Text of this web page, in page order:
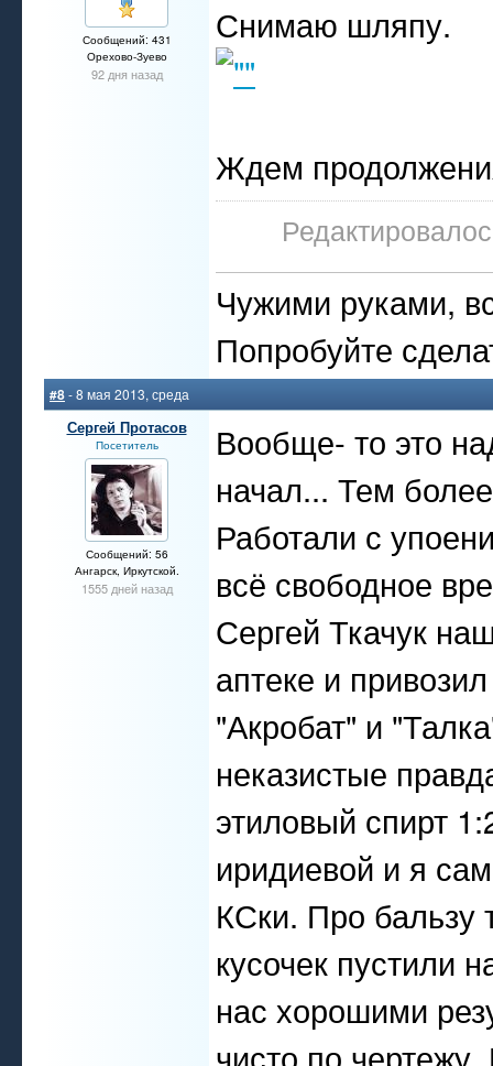
Сообщений: 431
Орехово-Зуево
92 дня назад
Снимаю шляпу.
Ждем
Чужими руками,
Попробуйте
#8- 8 мая 2013, среда
Сергей Протасов
Посетитель
Сообщений: 56
Ангарск, Иркутской.
1555 дней назад
Вообще- то это
начал... Тем
Работали с
всё свободное
Сергей Ткачук
аптеке и
"Акробат" и
неказистые
этиловый спирт
иридиевой и я
КСки. Про бальзу
кусочек пустили
нас хорошими
чисто по